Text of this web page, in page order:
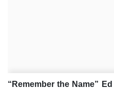
“Remember the Name”